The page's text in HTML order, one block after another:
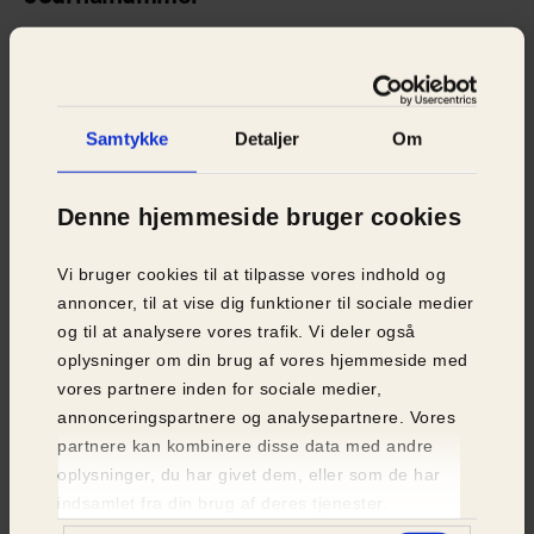
Samtykke Detaljer Om
Denne hjemmeside bruger cookies
Vi bruger cookies til at tilpasse vores indhold og
annoncer, til at vise dig funktioner til sociale medier
og til at analysere vores trafik. Vi deler også
oplysninger om din brug af vores hjemmeside med
vores partnere inden for sociale medier,
annonceringspartnere og analysepartnere. Vores
partnere kan kombinere disse data med andre
oplysninger, du har givet dem, eller som de har
Pelspleje
Kan bo med andre dyr
Kan med børn under 12 år
Priser
Se priser